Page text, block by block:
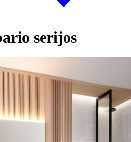
serijos